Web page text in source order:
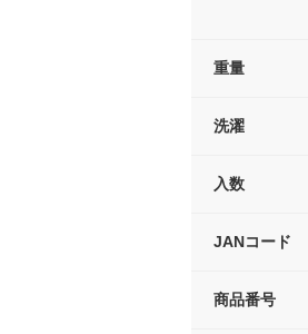
重量
洗濯
入数
JANコード
商品番号